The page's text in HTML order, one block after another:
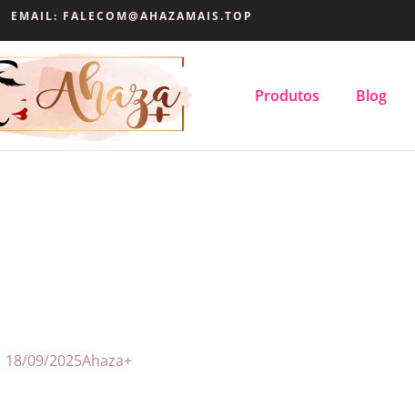
EMAIL: FALECOM@AHAZAMAIS.TOP
Produtos Blog
18/09/2025Ahaza+